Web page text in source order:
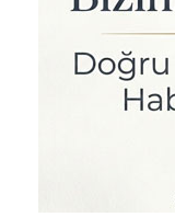
Buradaki
dokularında
Tüp
sahip değil ve
Büyük beyaz
dönüştüren